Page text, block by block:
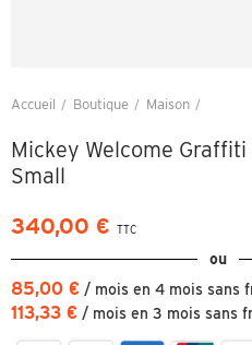
Accueil Boutique Maison
Mickey Welcome Graffiti
Small
340,00 € TTC
ou
85,00 € / mois en 4 mois sans
113,33 € / mois en 3 mois sans